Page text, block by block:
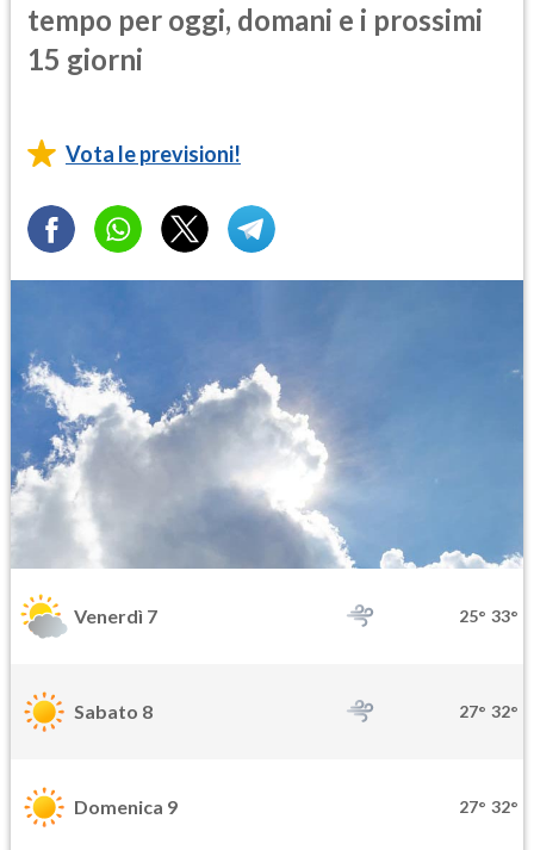
tempo per oggi, domani e i prossimi
15 giorni
Vota le previsioni!
Venerdì 7 25° 33°
Sabato 8 27° 32°
Domenica 9 27° 32°